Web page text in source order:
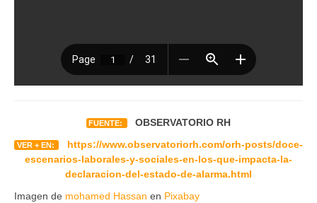
FUENTE: OBSERVATORIO RH
VER + EN:
https://www.observatoriorh.com/orh-posts/doce-
escenarios-laborales-y-sociales-en-los-que-impacta-la-
declaracion-del-estado-de-alarma.html
Imagen de mohamed Hassan en Pixabay